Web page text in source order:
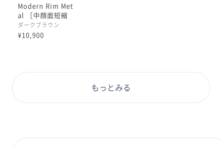
好きなフレームと好きなレンズを選んで自分だけのメガ
ネをカスタマイズするのってとっても楽しいですよ👏🏻
✨✨✨
からも投稿頑張りますので、みなさま見てくださると嬉
これからもどうぞよろしくお願いします！！🙇🏻‍♀️🌱
Modern Rim Met
al ［中顔面短縮
メガネ］
ダークブラウン
¥10,900
もっとみる